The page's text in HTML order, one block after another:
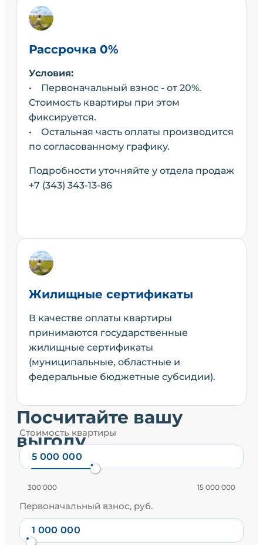
Рассрочка 0%
Условия:
• Первоначальный взнос - от 20%.
Стоимость квартиры при этом
фиксируется.
• Остальная часть оплаты производится
по согласованному графику.
Подробности уточняйте у отдела продаж
+7 (343) 343-13-86
Жилищные сертификаты
В качестве оплаты квартиры
принимаются государственные
жилищные сертификаты
(муниципальные, областные и
федеральные бюджетные субсидии).
Посчитайте вашу
выгоду
Стоимость квартиры
300 000 15 000 000
Первоначальный взнос, руб.